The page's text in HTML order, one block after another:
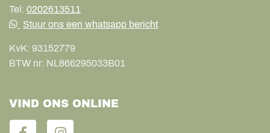
Tel: 0202613511
Stuur ons een whatsapp bericht
KvK: 93152779
BTW nr: NL866295033B01
VIND ONS ONLINE